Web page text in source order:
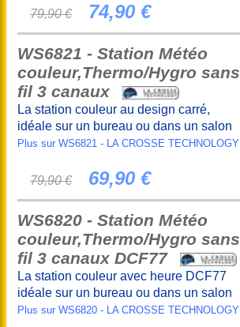
79,90 € 74,90 €
WS6821 - Station Météo
couleur,Thermo/Hygro sans
fil 3 canaux
La station couleur au design carré,
idéale sur un bureau ou dans un salon
Plus sur WS6821 - LA CROSSE TECHNOLOGY
79,90 € 69,90 €
WS6820 - Station Météo
couleur,Thermo/Hygro sans
fil 3 canaux DCF77
La station couleur avec heure DCF77
idéale sur un bureau ou dans un salon
Plus sur WS6820 - LA CROSSE TECHNOLOGY